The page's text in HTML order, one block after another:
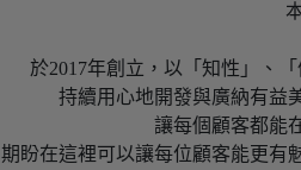
於2017年創立，以「知性」、
持續用心地開發與廣納有益
讓每個顧客都能
期盼在這裡可以讓每位顧客能更有